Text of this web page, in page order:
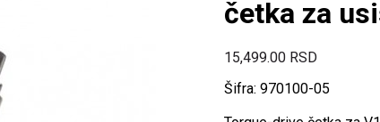
četka za
15,499.00 RSD
Šifra: 970100-05